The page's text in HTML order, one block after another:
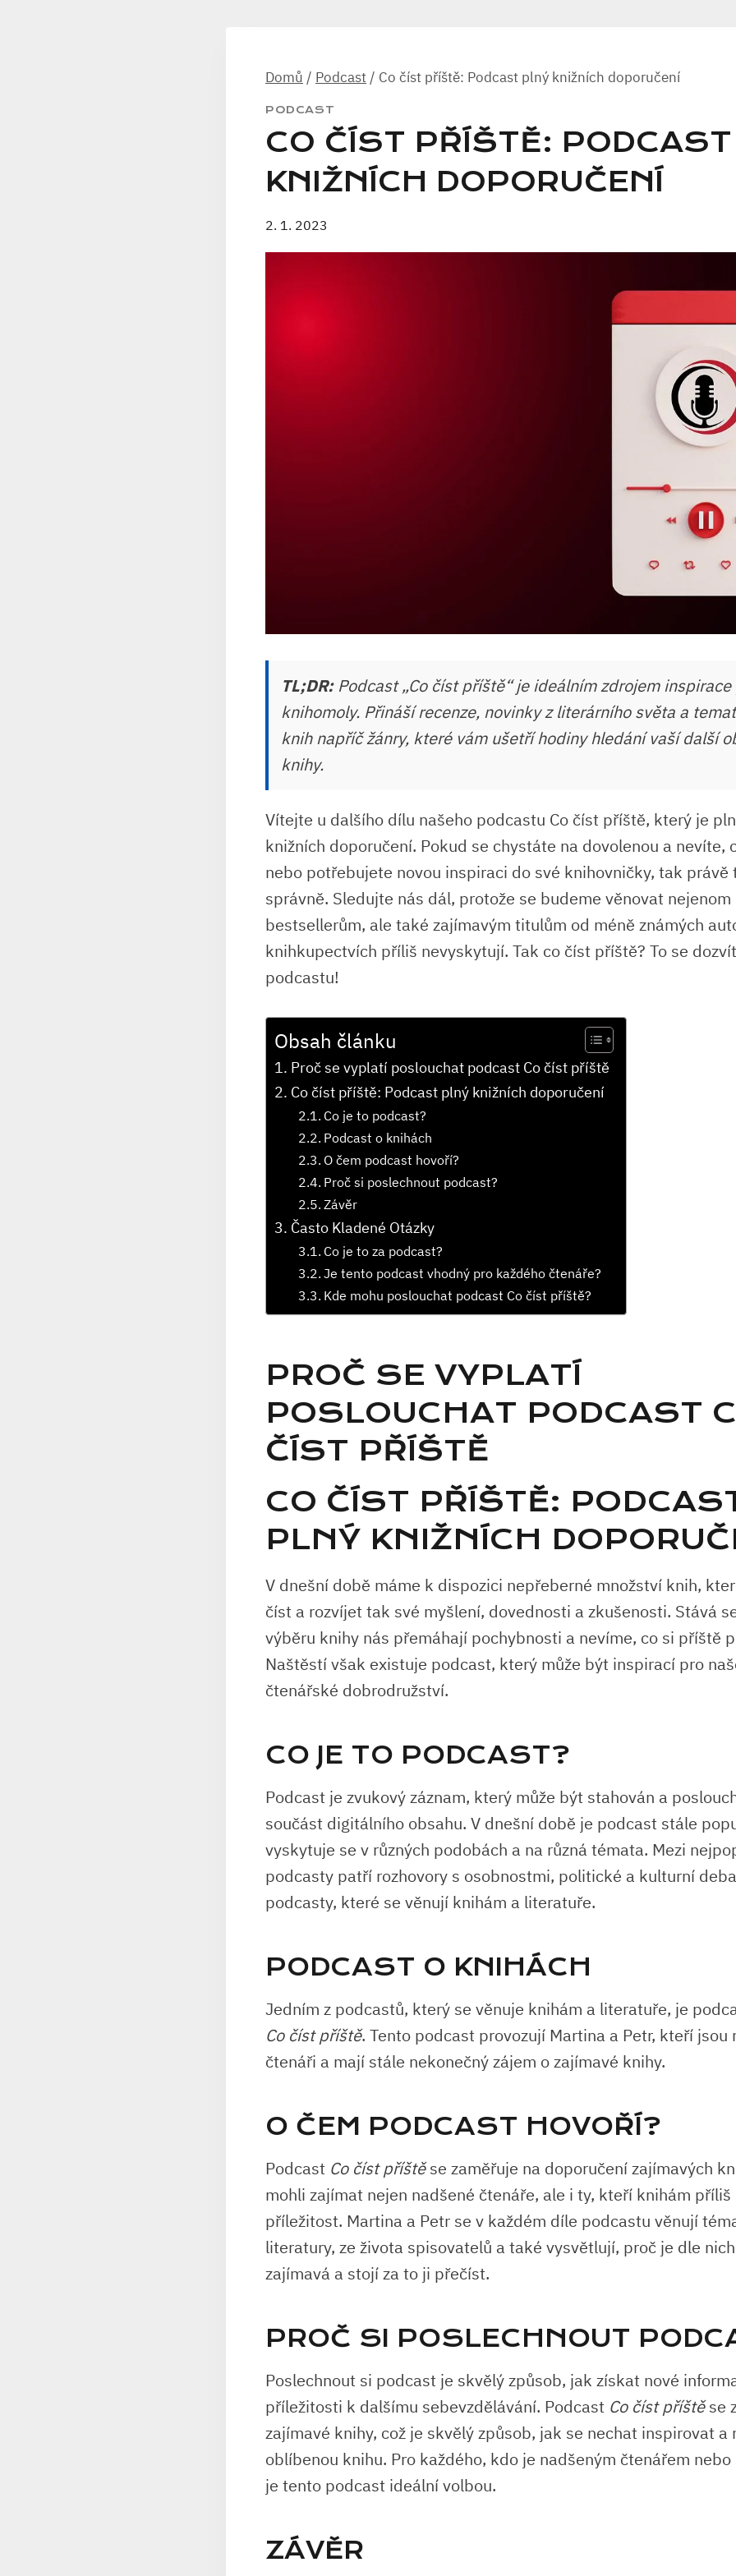
Domů / Podcast / Co číst příště: Podcast plný knižních doporučení
PODCAST
CO ČÍST PŘÍŠTĚ:
KNIŽNÍCH DOPORUČENÍ
2. 1. 2023
TL;DR:Podcast „Co číst příště“ je ideálním zdrojem inspirace
knihomoly. Přináší recenze, novinky z literárního světa a
knih napříč žánry, které vám ušetří hodiny hledání vaší další
knihy.
Vítejte u dalšího dílu našeho podcastu Co číst příště, který je
knižních doporučení. Pokud se chystáte na dovolenou a nevíte,
nebo potřebujete novou inspiraci do své knihovničky, tak právě
správně. Sledujte nás dál, protože se budeme věnovat
bestsellerům, ale také zajímavým titulům od méně známých
knihkupectvích příliš nevyskytují. Tak co číst příště? To se
podcastu!
Obsah článku
Proč se vyplatí poslouchat podcast Co číst příště
Co číst příště: Podcast plný knižních doporučení
Co je to podcast?
Podcast o knihách
O čem podcast hovoří?
Proč si poslechnout podcast?
Závěr
Často Kladené Otázky
Co je to za podcast?
Je tento podcast vhodný pro každého čtenáře?
Kde mohu poslouchat podcast Co číst příště?
PROČ SE VYPLATÍ
POSLOUCHAT PODCAST
ČÍST PŘÍŠTĚ
CO ČÍST PŘÍŠTĚ:
PLNÝ KNIŽNÍCH
V dnešní době máme k dispozici nepřeberné množství knih,
číst a rozvíjet tak své myšlení, dovednosti a zkušenosti. Stává
výběru knihy nás přemáhají pochybnosti a nevíme, co si příště
Naštěstí však existuje podcast, který může být inspirací pro
čtenářské dobrodružství.
CO JE TO PODCAST?
Podcast je zvukový záznam, který může být stahován a
součást digitálního obsahu. V dnešní době je podcast stále
vyskytuje se v různých podobách a na různá témata. Mezi
podcasty patří rozhovory s osobnostmi, politické a kulturní
podcasty, které se věnují knihám a literatuře.
PODCAST O KNIHÁCH
Jedním z podcastů, který se věnuje knihám a literatuře, je
Co číst příště. Tento podcast provozují Martina a Petr, kteří jsou
čtenáři a mají stále nekonečný zájem o zajímavé knihy.
O ČEM PODCAST HOVOŘÍ?
Podcast Co číst příštěse zaměřuje na doporučení zajímavých
mohli zajímat nejen nadšené čtenáře, ale i ty, kteří knihám
příležitost. Martina a Petr se v každém díle podcastu věnují
literatury, ze života spisovatelů a také vysvětlují, proč je dle
zajímavá a stojí za to ji přečíst.
PROČ SI POSLECHNOUT
Poslechnout si podcast je skvělý způsob, jak získat nové
příležitosti k dalšímu sebevzdělávání. Podcast Co číst příštěse
zajímavé knihy, což je skvělý způsob, jak se nechat inspirovat a
oblíbenou knihu. Pro každého, kdo je nadšeným čtenářem
je tento podcast ideální volbou.
ZÁVĚR